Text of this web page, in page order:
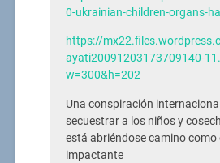
0-ukrainian-children-organs-
https://
ayati20091203173709140-
w=300&h=202
Una conspiración
secuestrar a los niños y
está abriéndose camino
impactante